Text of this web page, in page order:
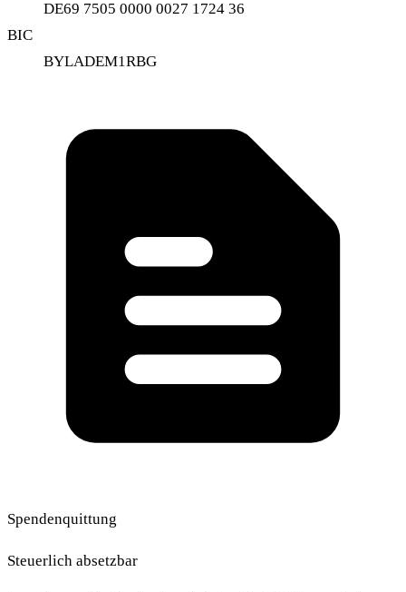
DE69 7505 0000 0027 1724 36
BIC
BYLADEM1RBG
Spendenquittung
Steuerlich absetzbar